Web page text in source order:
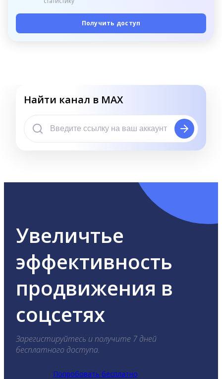
Получить доступ
Найти канал в MAX
Увеличтье
эффективность
продвижения в
соцсетях
Зарегистируйтесь и получите 7 дней
бесплатного доступа.
Попробовать бесплатно